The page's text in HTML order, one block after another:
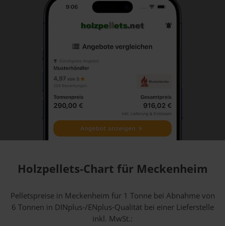
Holzpellets-Chart für Meckenheim
Pelletspreise in Meckenheim für 1 Tonne bei Abnahmevon
6 Tonnen in DINplus-/ENplus-Qualität bei einer Lieferstelle
inkl. MwSt.: